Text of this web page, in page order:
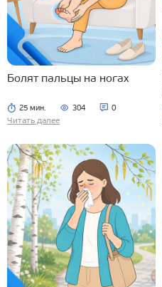
Болят пальцы на ногах
25 мин. 304 0
Читать далее